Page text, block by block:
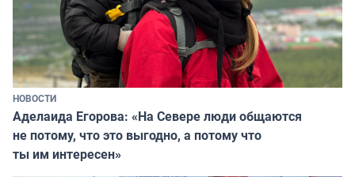
НОВОСТИ
Аделаида Егорова: «На Севере люди общаются
не потому, что это выгодно, а потому что
ты им интересен»